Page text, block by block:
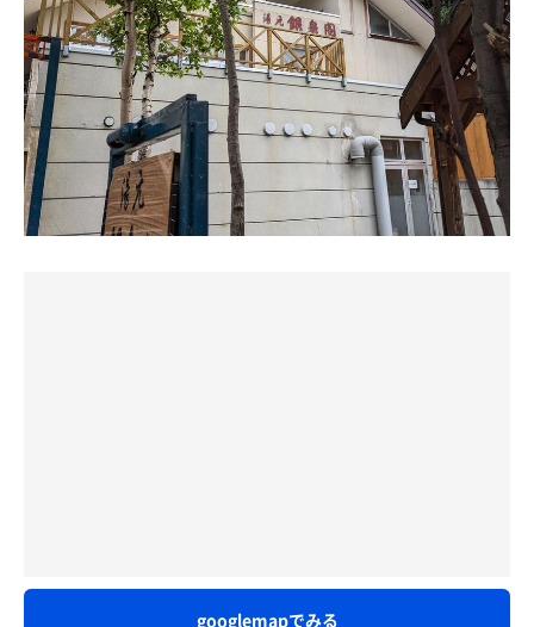
googlemapでみる